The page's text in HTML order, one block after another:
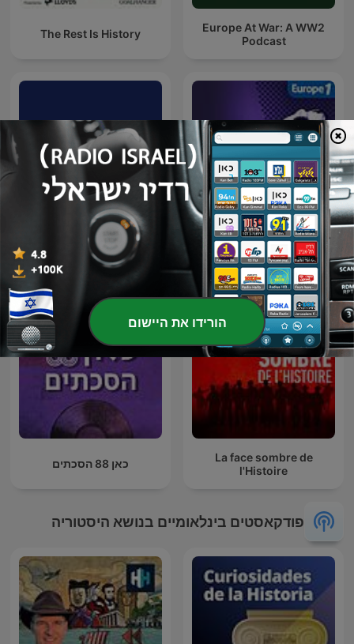
Europe At War: A WW2
Podcast
The Rest Is History
Au Cœur de l'Histoire הספרנים | Hasafranim
La face sombre de
l'Histoire
כאן 88 הסכתים
פודקאסטים בינלאומיים בנושא היסטוריה
הורידו את היישום